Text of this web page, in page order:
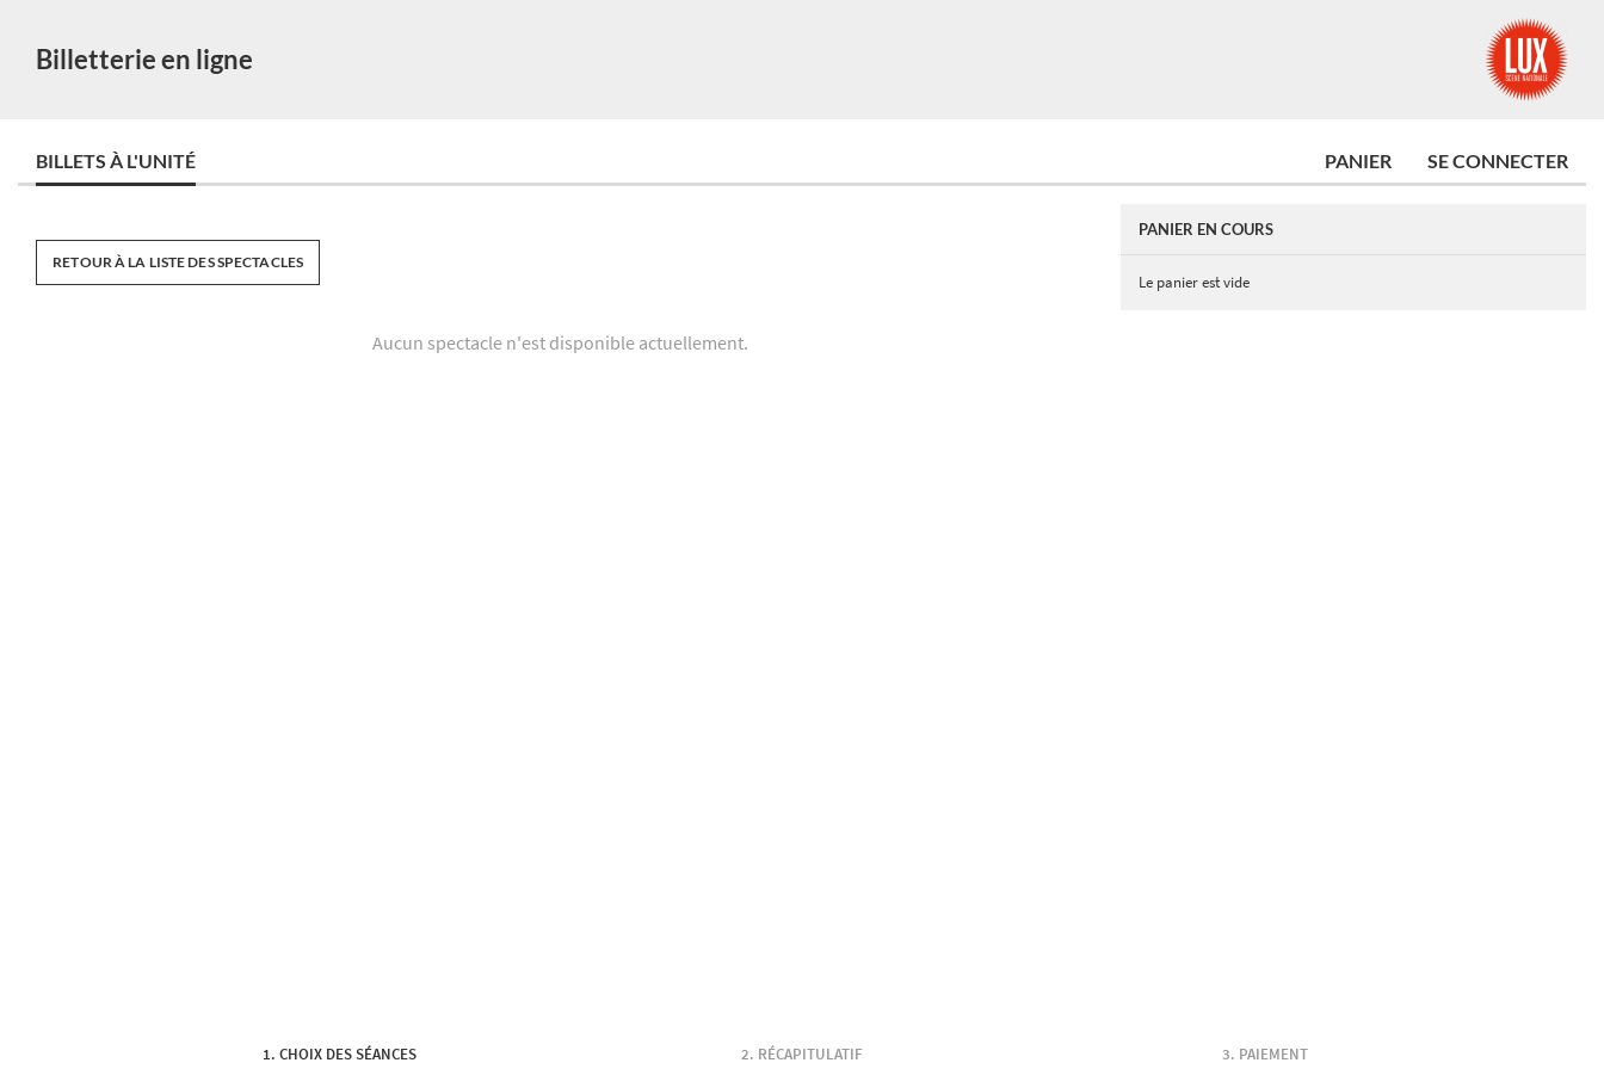
Billetterie en ligne
BILLETS À L'UNITÉ PANIER SE CONNECTER
RETOUR À LA LISTE DES SPECTACLES
Aucun spectacle n'est disponible actuellement.
PANIER EN COURS
Le panier est vide
CHOIX DES SÉANCES RÉCAPITULATIF PAIEMENT